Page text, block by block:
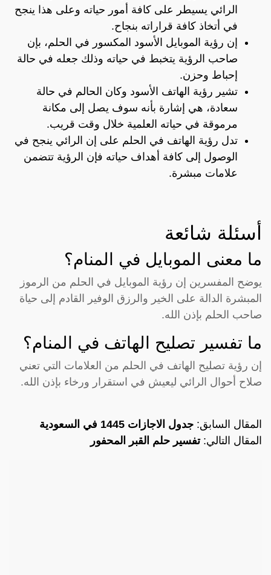
الرائي يسيطر على كافة أمور حياته وعلى هذا ينجح
في أتخاذ كافة قراراته بنجاح.
إن رؤية الموبايل الأسود المكسور في الحلم، بإن
صاحب الرؤية يتخبط في حياته وذلك جعله في حالة
إحباط وحزن.
تشير رؤية الهاتف الأسود وكان الحالم في حالة
سعادة، هي إشارة بأنه سوف يصل إلى مكانة
مرموقة في حياته العلمية خلال وقت قريب.
تدل رؤية الهاتف في الحلم على إن الرائي ينجح في
الوصول إلى كافة أهداف حياته فإن الرؤية تتضمن
علامات مبشرة.
أسئلة شائعة
ما معنى الموبايل في المنام؟
يوضح المفسرين إن رؤية الموبايل في الحلم من الرموز
المبشرة الدالة على الخير والرزق الوفير القادم إلى حياة
صاحب الحلم بإذن الله.
ما تفسير تصليح الهاتف في المنام؟
إن رؤية تصليح الهاتف في الحلم من العلامات التي تعني
صلاح أحوال الرائي ليعيش في استقرار ورخاء بإذن الله.
المقال السابق: جدول الاجازات 1445 في السعودية
المقال التالي:تفسير حلم القبر المحفور